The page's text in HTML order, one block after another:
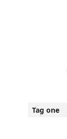
Tag one